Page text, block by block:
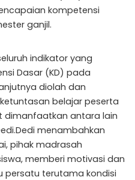
kompetensi
ganjil.
indikator yang
Dasar (KD) pada
diolah dan
belajar peserta
dimanfaatkan antara lain
menambahkan
pihak madrasah
memberi motivasi dan
persatu terutama kondisi